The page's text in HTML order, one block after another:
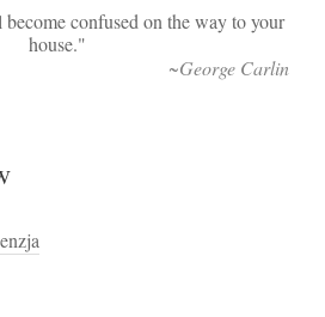
confused on the way to your
house.
~George Carlin